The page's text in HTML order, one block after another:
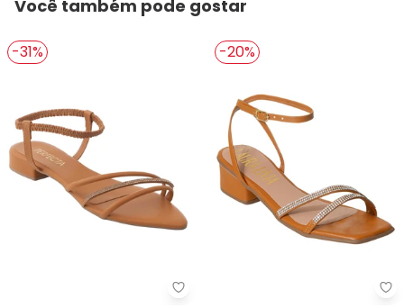
Você também pode gostar
-31%
Perfecta - Sandália Modelo
-20%